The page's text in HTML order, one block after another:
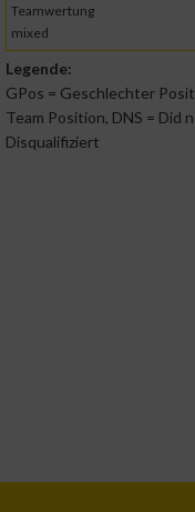
Teamwertung
mixed
Legende:
GPos = Geschlechter
Team Position, DNS = Did
Disqualifiziert